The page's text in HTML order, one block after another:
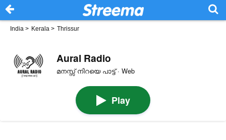
India > Kerala > Thrissur
Aural Radio
മനസ്സ് നിറയെ പാട്ട് · Web
Play